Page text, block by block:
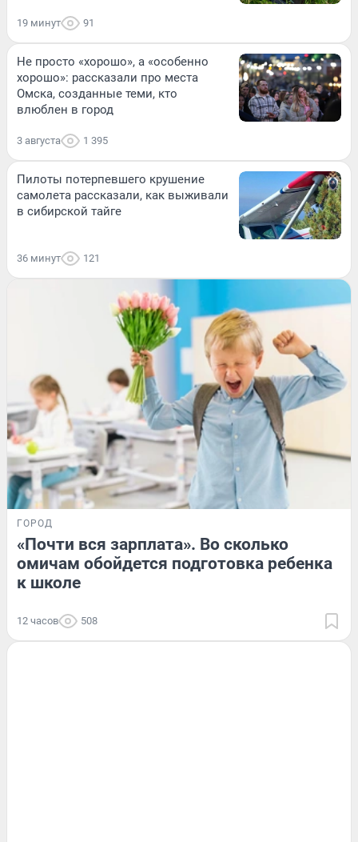
19 минут 91
Не просто «хорошо», а «особенно
хорошо»: рассказали про места
Омска, созданные теми, кто
влюблен в город
3 августа 1 395
Пилоты потерпевшего крушение
самолета рассказали, как выживали
в сибирской тайге
36 минут 121
ГОРОД
«Почти вся зарплата». Во сколько
омичам обойдется подготовка ребенка
к школе
12 часов 508